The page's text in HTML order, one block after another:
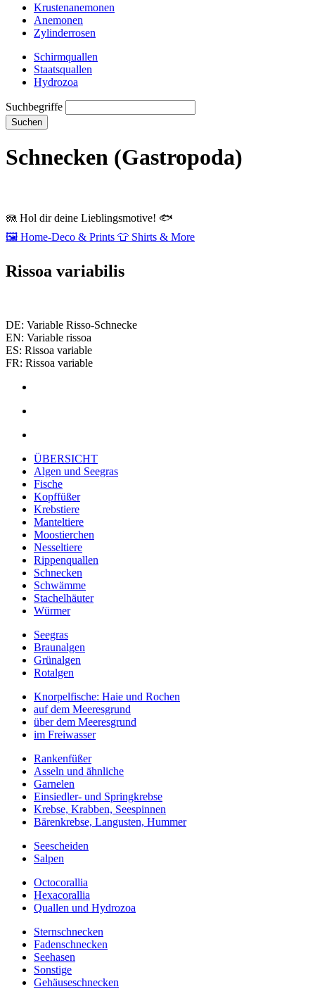
Krustenanemonen
Anemonen
Zylinderrosen
Schirmquallen
Staatsquallen
Hydrozoa
Suchbegriffe
Suchen
Schnecken (Gastropoda)
🪼 Hol dir deine Lieblingsmotive! 🐟
🖼️ Home‑Deco & Prints 👕 Shirts & More
Rissoa variabilis
DE: Variable Risso-Schnecke
EN: Variable rissoa
ES: Rissoa variable
FR: Rissoa variable
ÜBERSICHT
Algen und Seegras
Fische
Kopffüßer
Krebstiere
Manteltiere
Moostierchen
Nesseltiere
Rippenquallen
Schnecken
Schwämme
Stachelhäuter
Würmer
Seegras
Braunalgen
Grünalgen
Rotalgen
Knorpelfische: Haie und Rochen
auf dem Meeresgrund
über dem Meeresgrund
im Freiwasser
Rankenfüßer
Asseln und ähnliche
Garnelen
Einsiedler- und Springkrebse
Krebse, Krabben, Seespinnen
Bärenkrebse, Langusten, Hummer
Seescheiden
Salpen
Octocorallia
Hexacorallia
Quallen und Hydrozoa
Sternschnecken
Fadenschnecken
Seehasen
Sonstige
Gehäuseschnecken